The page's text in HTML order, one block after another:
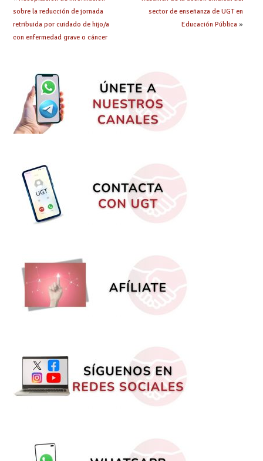
sobre la reducción de jornada
retribuida por cuidado de hijo/a
con enfermedad grave o cáncer
sector de enseñanza de UGT en
Educación Pública»